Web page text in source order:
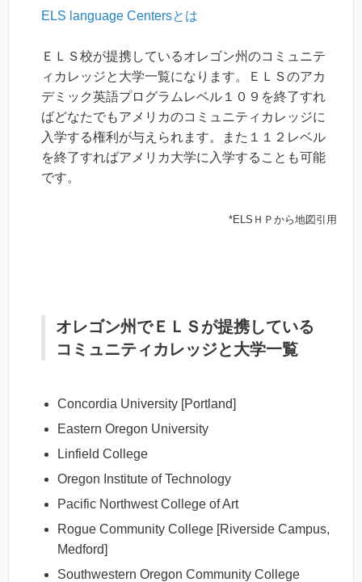
ELS language Centersとは
ＥＬＳ校が提携しているオレゴン州のコミュニテ
ィカレッジと大学一覧になります。ＥＬＳのアカ
デミック英語プログラムレベル１０９を終了すれ
ばどなたでもアメリカのコミュニティカレッジに
入学する権利が与えられます。また１１２レベル
を終了すればアメリカ大学に入学することも可能
です。
*ELSＨＰから地図引用
オレゴン州でＥＬＳが提携している
コミュニティカレッジと大学一覧
Concordia University [Portland]
Eastern Oregon University
Linfield College
Oregon Institute of Technology
Pacific Northwest College of Art
Rogue Community College [Riverside Campus,
Medford]
Southwestern Oregon Community College